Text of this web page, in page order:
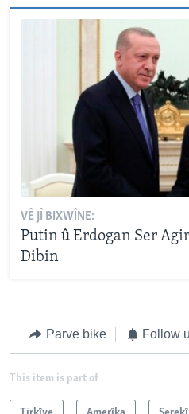
VÊ JÎ BIXWÎNE:
Putin û Erdogan Ser
Dibin
Parve bike Follow
This item is part of